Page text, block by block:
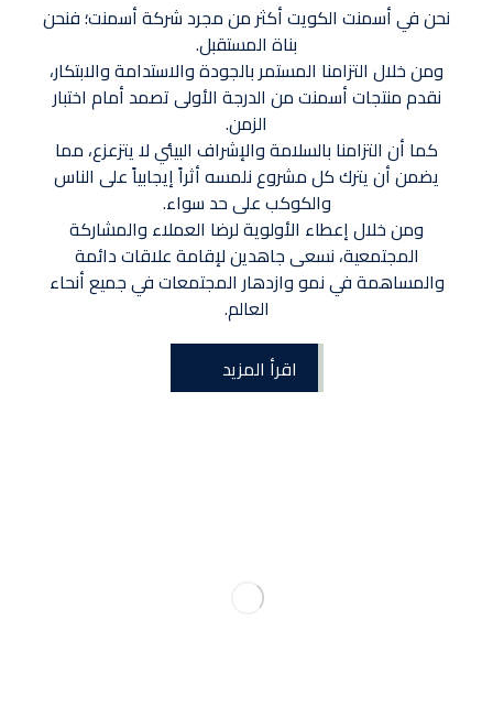
نحن في أسمنت الكويت أكثر من مجرد شركة أسمنت؛ فنحن
بناة المستقبل.
ومن خلال التزامنا المستمر بالجودة والاستدامة والابتكار،
نقدم منتجات أسمنت من الدرجة الأولى تصمد أمام اختبار
الزمن.
كما أن التزامنا بالسلامة والإشراف البيئي لا يتزعزع، مما
يضمن أن يترك كل مشروع نلمسه أثراً إيجابياً على الناس
والكوكب على حد سواء.
ومن خلال إعطاء الأولوية لرضا العملاء والمشاركة
المجتمعية، نسعى جاهدين لإقامة علاقات دائمة
والمساهمة في نمو وازدهار المجتمعات في جميع أنحاء
العالم.
اقرأ المزيد